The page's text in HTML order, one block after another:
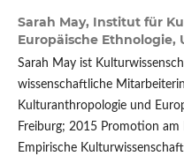
Sarah May, Institut für
Europäische Ethnologie,
Sarah May ist
wissenschaftliche
Kulturanthropologie und
Freiburg; 2015 Promotion
Empirische